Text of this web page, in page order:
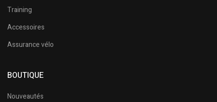
Training
Accessoires
Assurance vélo
BOUTIQUE
Nouveautés